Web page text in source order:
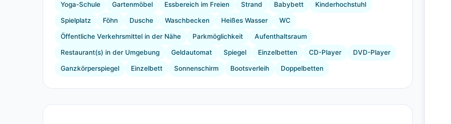
Yoga-Schule Gartenmöbel Essbereich im Freien Strand Babybett Kinderhochstuhl
Spielplatz Föhn Dusche Waschbecken Heißes Wasser WC
Öffentliche Verkehrsmittel in der Nähe Parkmöglichkeit Aufenthaltsraum
Restaurant(s) in der Umgebung Geldautomat Spiegel Einzelbetten CD-Player DVD-Player
Ganzkörperspiegel Einzelbett Sonnenschirm Bootsverleih Doppelbetten